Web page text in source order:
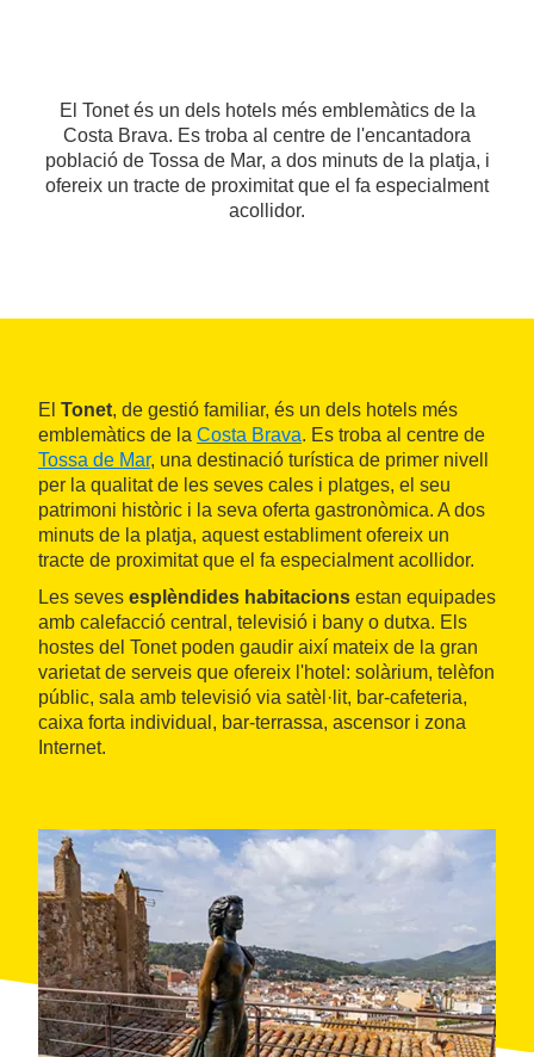
El Tonet és un dels hotels més emblemàtics de la
Costa Brava. Es troba al centre de l'encantadora
població de Tossa de Mar, a dos minuts de la platja, i
ofereix un tracte de proximitat que el fa especialment
acollidor.
El Tonet, de gestió familiar, és un dels hotels més
emblemàtics de la Costa Brava. Es troba al centre de
Tossa de Mar, una destinació turística de primer nivell
per la qualitat de les seves cales i platges, el seu
patrimoni històric i la seva oferta gastronòmica. A dos
minuts de la platja, aquest establiment ofereix un
tracte de proximitat que el fa especialment acollidor.
Les seves esplèndides habitacions estan equipades
amb calefacció central, televisió i bany o dutxa. Els
hostes del Tonet poden gaudir així mateix de la gran
varietat de serveis que ofereix l'hotel: solàrium, telèfon
públic, sala amb televisió via satèl·lit, bar-cafeteria,
caixa forta individual, bar-terrassa, ascensor i zona
Internet.